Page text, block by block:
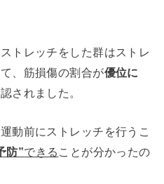
トレッチをした群はストレ
、筋損傷の割合が優位に
されました。
動前にストレッチを行うこ
防”できる ことが分かったの